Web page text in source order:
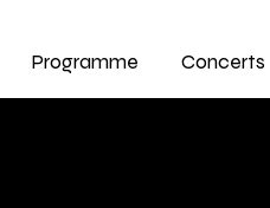
Programme Concerts